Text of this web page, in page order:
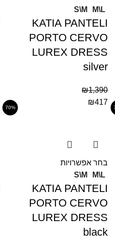
M\L
S\M
KATIA PANTELI
PORTO CERVO
LUREX DRESS
silver
₪1,390
₪417
בחר אפשרויות
M\L
S\M
KATIA PANTELI
PORTO CERVO
LUREX DRESS
black
70%